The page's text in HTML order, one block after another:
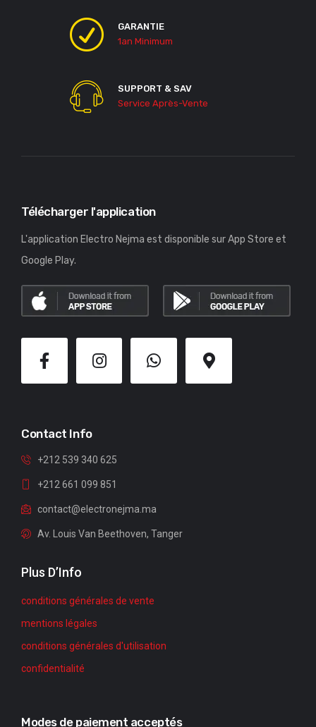
GARANTIE
1an Minimum
SUPPORT & SAV
Service Après-Vente
Télécharger l'application
L'application Electro Nejma est disponible sur App Store et
Google Play.
Contact Info
+212 539 340 625
+212 661 099 851
contact@electronejma.ma
Av. Louis Van Beethoven, Tanger
Plus D’Info
conditions générales de vente
mentions légales
conditions générales d'utilisation
confidentialité
Modes de paiement acceptés